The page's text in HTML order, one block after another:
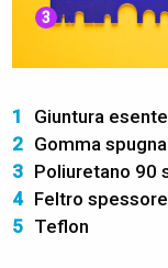
3
1
Giuntura
2 Gomma
3 Poliuretano 90
4 Feltro
5 Teflon